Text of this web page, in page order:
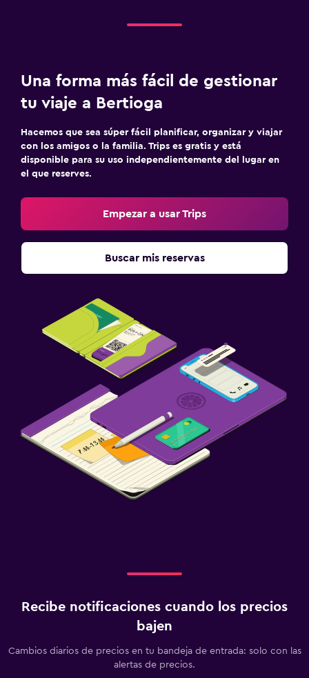
Una forma más fácil de gestionar
tu viaje a Bertioga
Hacemos que sea súper fácil planificar, organizar y viajar
con los amigos o la familia. Trips es gratis y está
disponible para su uso independientemente del lugar en
el que reserves.
Empezar a usar Trips
Buscar mis reservas
Recibe notificaciones cuando los precios
bajen
Cambios diarios de precios en tu bandeja de entrada: solo con las
alertas de precios.